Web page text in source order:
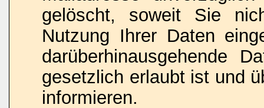
gelöscht, soweit Sie
Nutzung Ihrer Daten
darüberhinausgehende
gesetzlich erlaubt ist und
informieren.